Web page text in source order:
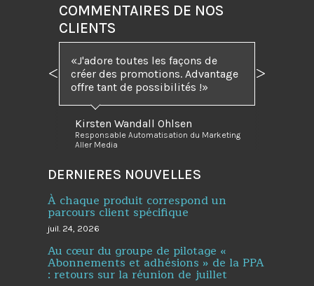
COMMENTAIRES DE NOS
CLIENTS
J'adore toutes les façons de
créer des promotions. Advantage
offre tant de possibilités !
Kirsten Wandall Ohlsen
Responsable Automatisation du Marketing
Aller Media
Précédent Suivant
DERNIERES NOUVELLES
À chaque produit correspond un
parcours client spécifique
juil. 24, 2026
Au cœur du groupe de pilotage «
Abonnements et adhésions » de la PPA
: retours sur la réunion de juillet